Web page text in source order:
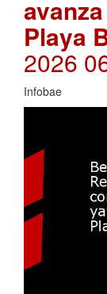
Playa
2026
Infobae